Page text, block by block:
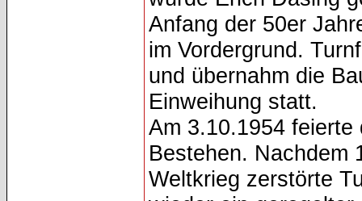
Anfang der 50er
im Vordergrund.
und übernahm die
Einweihung statt.
Am 3.10.1954 feierte
Bestehen. Nachdem
Weltkrieg zerstörte